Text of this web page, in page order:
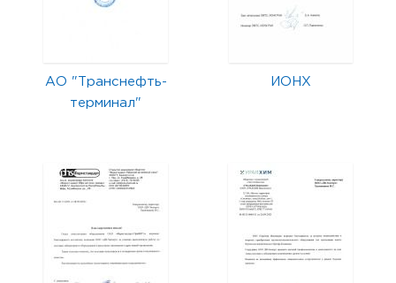
АО "Транснефть-
терминал"
ИОНХ